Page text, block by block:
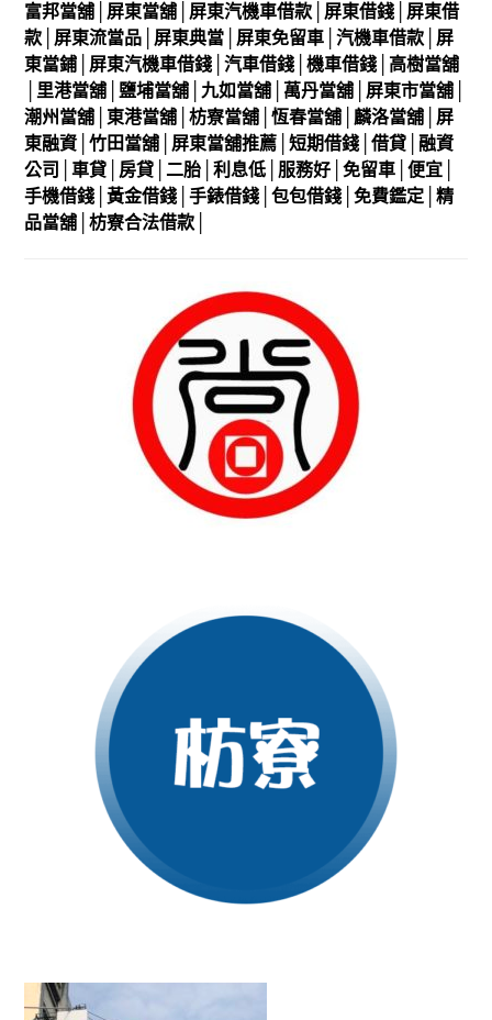
富邦當舖 │屏東當舖 │屏東汽機車借款 │屏東借錢 │屏東借
款 │屏東流當品 │屏東典當 屏東免留車 │汽機車借款
屏
東當鋪
屏東汽機車借錢 │汽車借錢 │機車借錢 │高樹當舖
│里港當舖 │鹽埔當舖 │九如當舖 │萬丹當舖 │屏東市當舖
潮州當舖 │東港當舖 │枋寮當舖 │恆春當舖 │麟洛當舖 │屏
東融資│竹田當舖 │屏東當舖推薦 │短期借錢 │借貸 │融資
公司
│車貸 房貸 二胎 │利息低 服務好 │免留車 │便宜
手機借錢 │黃金借錢 │手錶借錢 │包包借錢 │免費鑑定 │精
品當舖 │枋寮合法借款